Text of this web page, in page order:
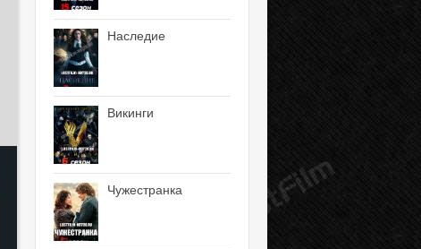
Наследие
Викинги
Чужестранка